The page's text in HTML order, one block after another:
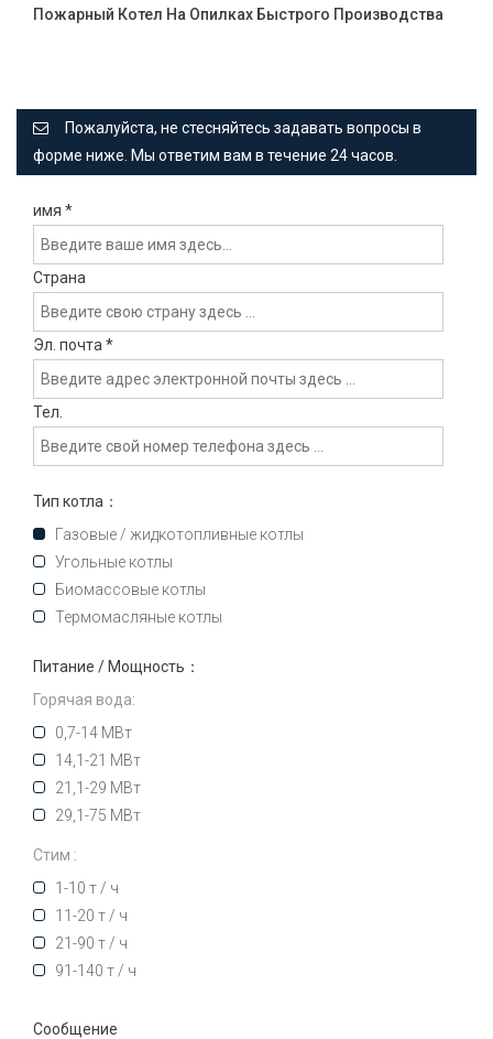
Пожарный Котел На Опилках Быстрого Производства
Пожалуйста, не стесняйтесь задавать вопросы в
форме ниже. Мы ответим вам в течение 24 часов.
имя *
Страна
Эл. почта *
Тел.
Тип котла：
Газовые / жидкотопливные котлы
Угольные котлы
Биомассовые котлы
Термомасляные котлы
Питание / Мощность：
Горячая вода:
0,7-14 МВт
14,1-21 МВт
21,1-29 МВт
29,1-75 МВт
Стим :
1-10 т / ч
11-20 т / ч
21-90 т / ч
91-140 т / ч
Сообщение